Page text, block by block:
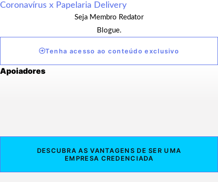
Coronavírus x Papelaria Delivery
Seja Membro Redator
Blogue.
Tenha acesso ao conteúdo exclusivo
Apoiadores
DESCUBRA AS VANTAGENS DE SER UMA
EMPRESA CREDENCIADA